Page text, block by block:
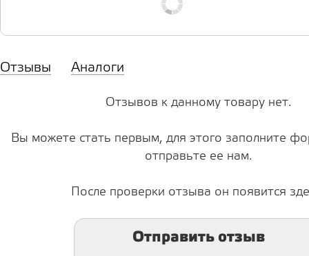
Отзывы Аналоги
Отзывов к данному товару нет.
Вы можете стать первым, для этого заполните
отправьте ее нам.
После проверки отзыва он появится
Отправить отзыв